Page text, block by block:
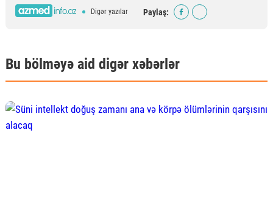
Digər yazılar Paylaş:
Bu bölməyə aid digər xəbərlər